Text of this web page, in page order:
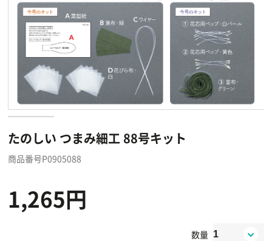
たのしい つまみ細工 88号キット
商品番号P0905088
1,265円
数量